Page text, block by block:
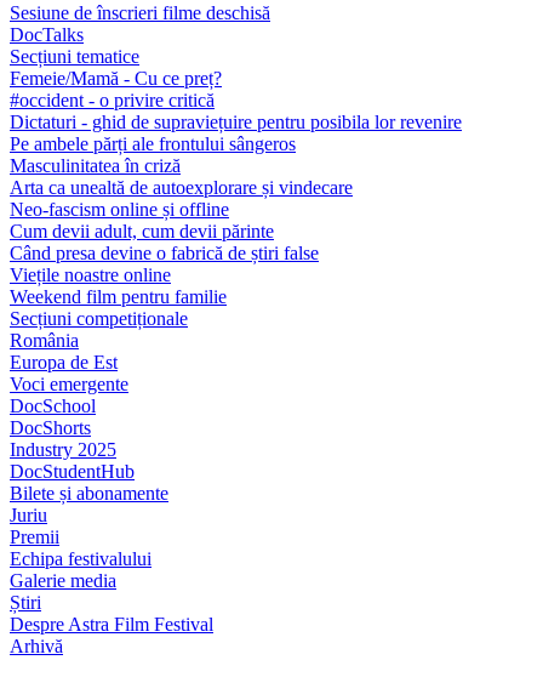
Sesiune de înscrieri filme deschisă
DocTalks
Secțiuni tematice
Femeie/Mamă - Cu ce preț?
#occident - o privire critică
Dictaturi - ghid de supraviețuire pentru posibila lor revenire
Pe ambele părți ale frontului sângeros
Masculinitatea în criză
Arta ca unealtă de autoexplorare și vindecare
Neo-fascism online și offline
Cum devii adult, cum devii părinte
Când presa devine o fabrică de știri false
Viețile noastre online
Weekend film pentru familie
Secțiuni competiționale
România
Europa de Est
Voci emergente
DocSchool
DocShorts
Industry 2025
DocStudentHub
Bilete și abonamente
Juriu
Premii
Echipa festivalului
Galerie media
Știri
Despre Astra Film Festival
Arhivă